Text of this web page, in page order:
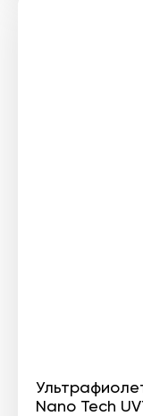
Nano Tech